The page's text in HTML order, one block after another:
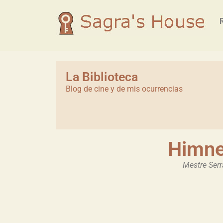
La Biblioteca
Blog de cine y de mis ocurrencias
Mestre